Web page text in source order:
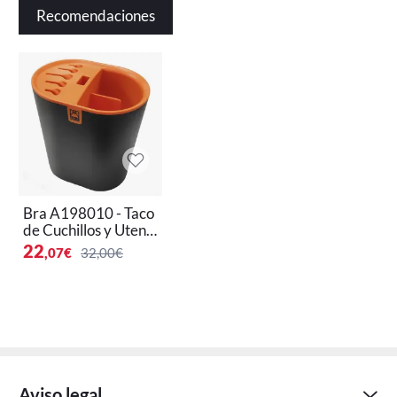
tiene para ofrecerte!
Recomendaciones
Bra A198010 - Taco
de Cuchillos y Utensi
lios de Cocina de Alt
a Calidad
22,07€ 32,00€